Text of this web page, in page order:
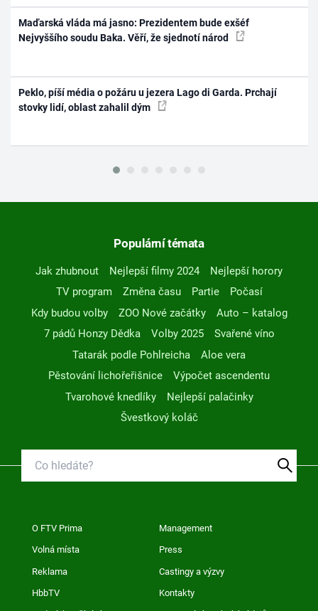
Maďarská vláda má jasno: Prezidentem bude exšéf
Nejvyššího soudu Baka. Věří, že sjednotí národ
Peklo, píší média o požáru u jezera Lago di Garda. Prchají
stovky lidí, oblast zahalil dým
Populární témata
Jak zhubnout Nejlepší filmy 2024
Nejlepší horory
TV program
Změna času Partie
Počasí
Kdy budou volby
ZOO Nové začátky
Auto – katalog
7 pádů Honzy Dědka
Volby 2025
Svařené víno
Tatarák podle Pohlreicha
Aloe vera
Pěstování lichořeřišnice
Výpočet ascendentu
Tvarohové knedlíky
Nejlepší palačinky
Švestkový koláč
O FTV Prima Management
Volná místa Press
Reklama Castingy a výzvy
HbbTV Kontakty